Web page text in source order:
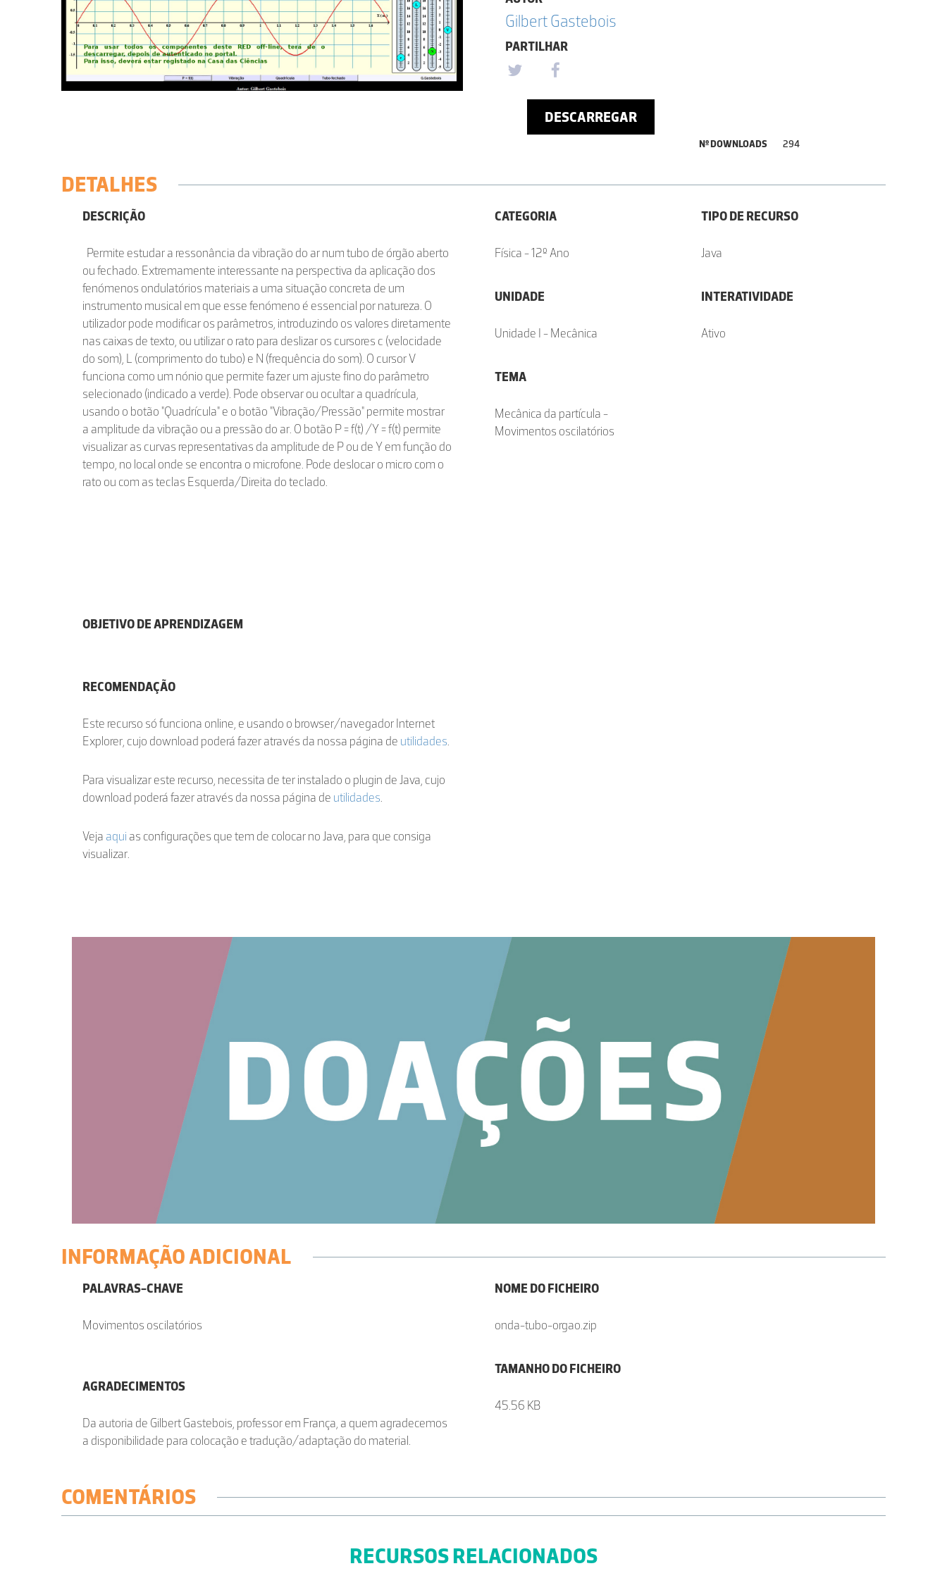
Gilbert Gastebois
PARTILHAR
DESCARREGAR
Nº DOWNLOADS 294
DETALHES
DESCRIÇÃO
Permite estudar a ressonância da vibração do ar num tubo de órgão aberto
ou fechado. Extremamente interessante na perspectiva da aplicação dos
fenómenos ondulatórios materiais a uma situação concreta de um
instrumento musical em que esse fenómeno é essencial por natureza. O
utilizador pode modificar os parâmetros, introduzindo os valores diretamente
nas caixas de texto, ou utilizar o rato para deslizar os cursores c (velocidade
do som), L (comprimento do tubo) e N (frequência do som). O cursor V
funciona como um nónio que permite fazer um ajuste fino do parâmetro
selecionado (indicado a verde). Pode observar ou ocultar a quadrícula,
usando o botão "Quadrícula" e o botão "Vibração/Pressão" permite mostrar
a amplitude da vibração ou a pressão do ar. O botão P = f(t) /Y = f(t) permite
visualizar as curvas representativas da amplitude de P ou de Y em função do
tempo, no local onde se encontra o microfone. Pode deslocar o micro com o
rato ou com as teclas Esquerda/Direita do teclado.
OBJETIVO DE APRENDIZAGEM
RECOMENDAÇÃO
Este recurso só funciona online, e usando o browser/navegador Internet
Explorer, cujo download poderá fazer através da nossa página de utilidades.
Para visualizar este recurso, necessita de ter instalado o plugin de Java, cujo
download poderá fazer através da nossa página de utilidades.
Veja aqui as configurações que tem de colocar no Java, para que consiga
visualizar.
CATEGORIA
Física - 12º Ano
UNIDADE
Unidade I - Mecânica
TEMA
Mecânica da partícula -
Movimentos oscilatórios
TIPO DE RECURSO
Java
INTERATIVIDADE
Ativo
INFORMAÇÃO ADICIONAL
PALAVRAS-CHAVE
Movimentos oscilatórios
AGRADECIMENTOS
Da autoria de Gilbert Gastebois, professor em França, a quem agradecemos
a disponibilidade para colocação e tradução/adaptação do material.
NOME DO FICHEIRO
onda-tubo-orgao.zip
TAMANHO DO FICHEIRO
45.56 KB
COMENTÁRIOS
RECURSOS RELACIONADOS